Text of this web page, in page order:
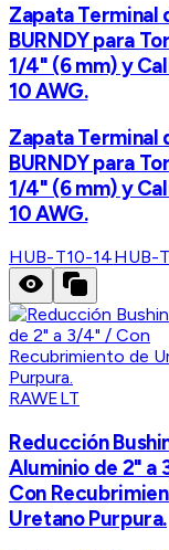
Zapata Terminal
BURNDY para
1/4" (6 mm) y
10 AWG.
Zapata Terminal
BURNDY para
1/4" (6 mm) y
10 AWG.
HUB-T10-14HUB-
RAWELT
Reducción
Aluminio de 2" a
Con
Uretano Purpura.